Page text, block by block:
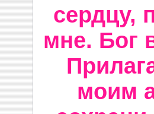
сердцу,
мне. Бог
моим